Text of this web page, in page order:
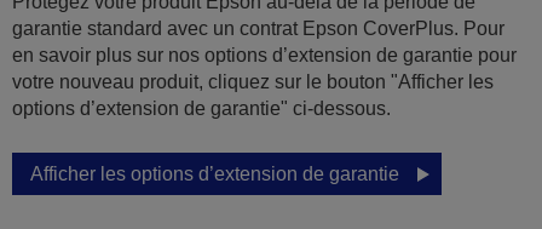
garantie standard avec un contrat Epson CoverPlus. Pour
en savoir plus sur nos options d’extension de garantie pour
votre nouveau produit, cliquez sur le bouton "Afficher les
options d’extension de garantie" ci-dessous.
Afficher les options d’extension de garantie